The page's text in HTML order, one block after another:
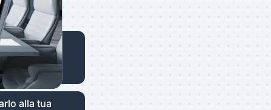
codice QR e
Usa un vuoto
alla tua